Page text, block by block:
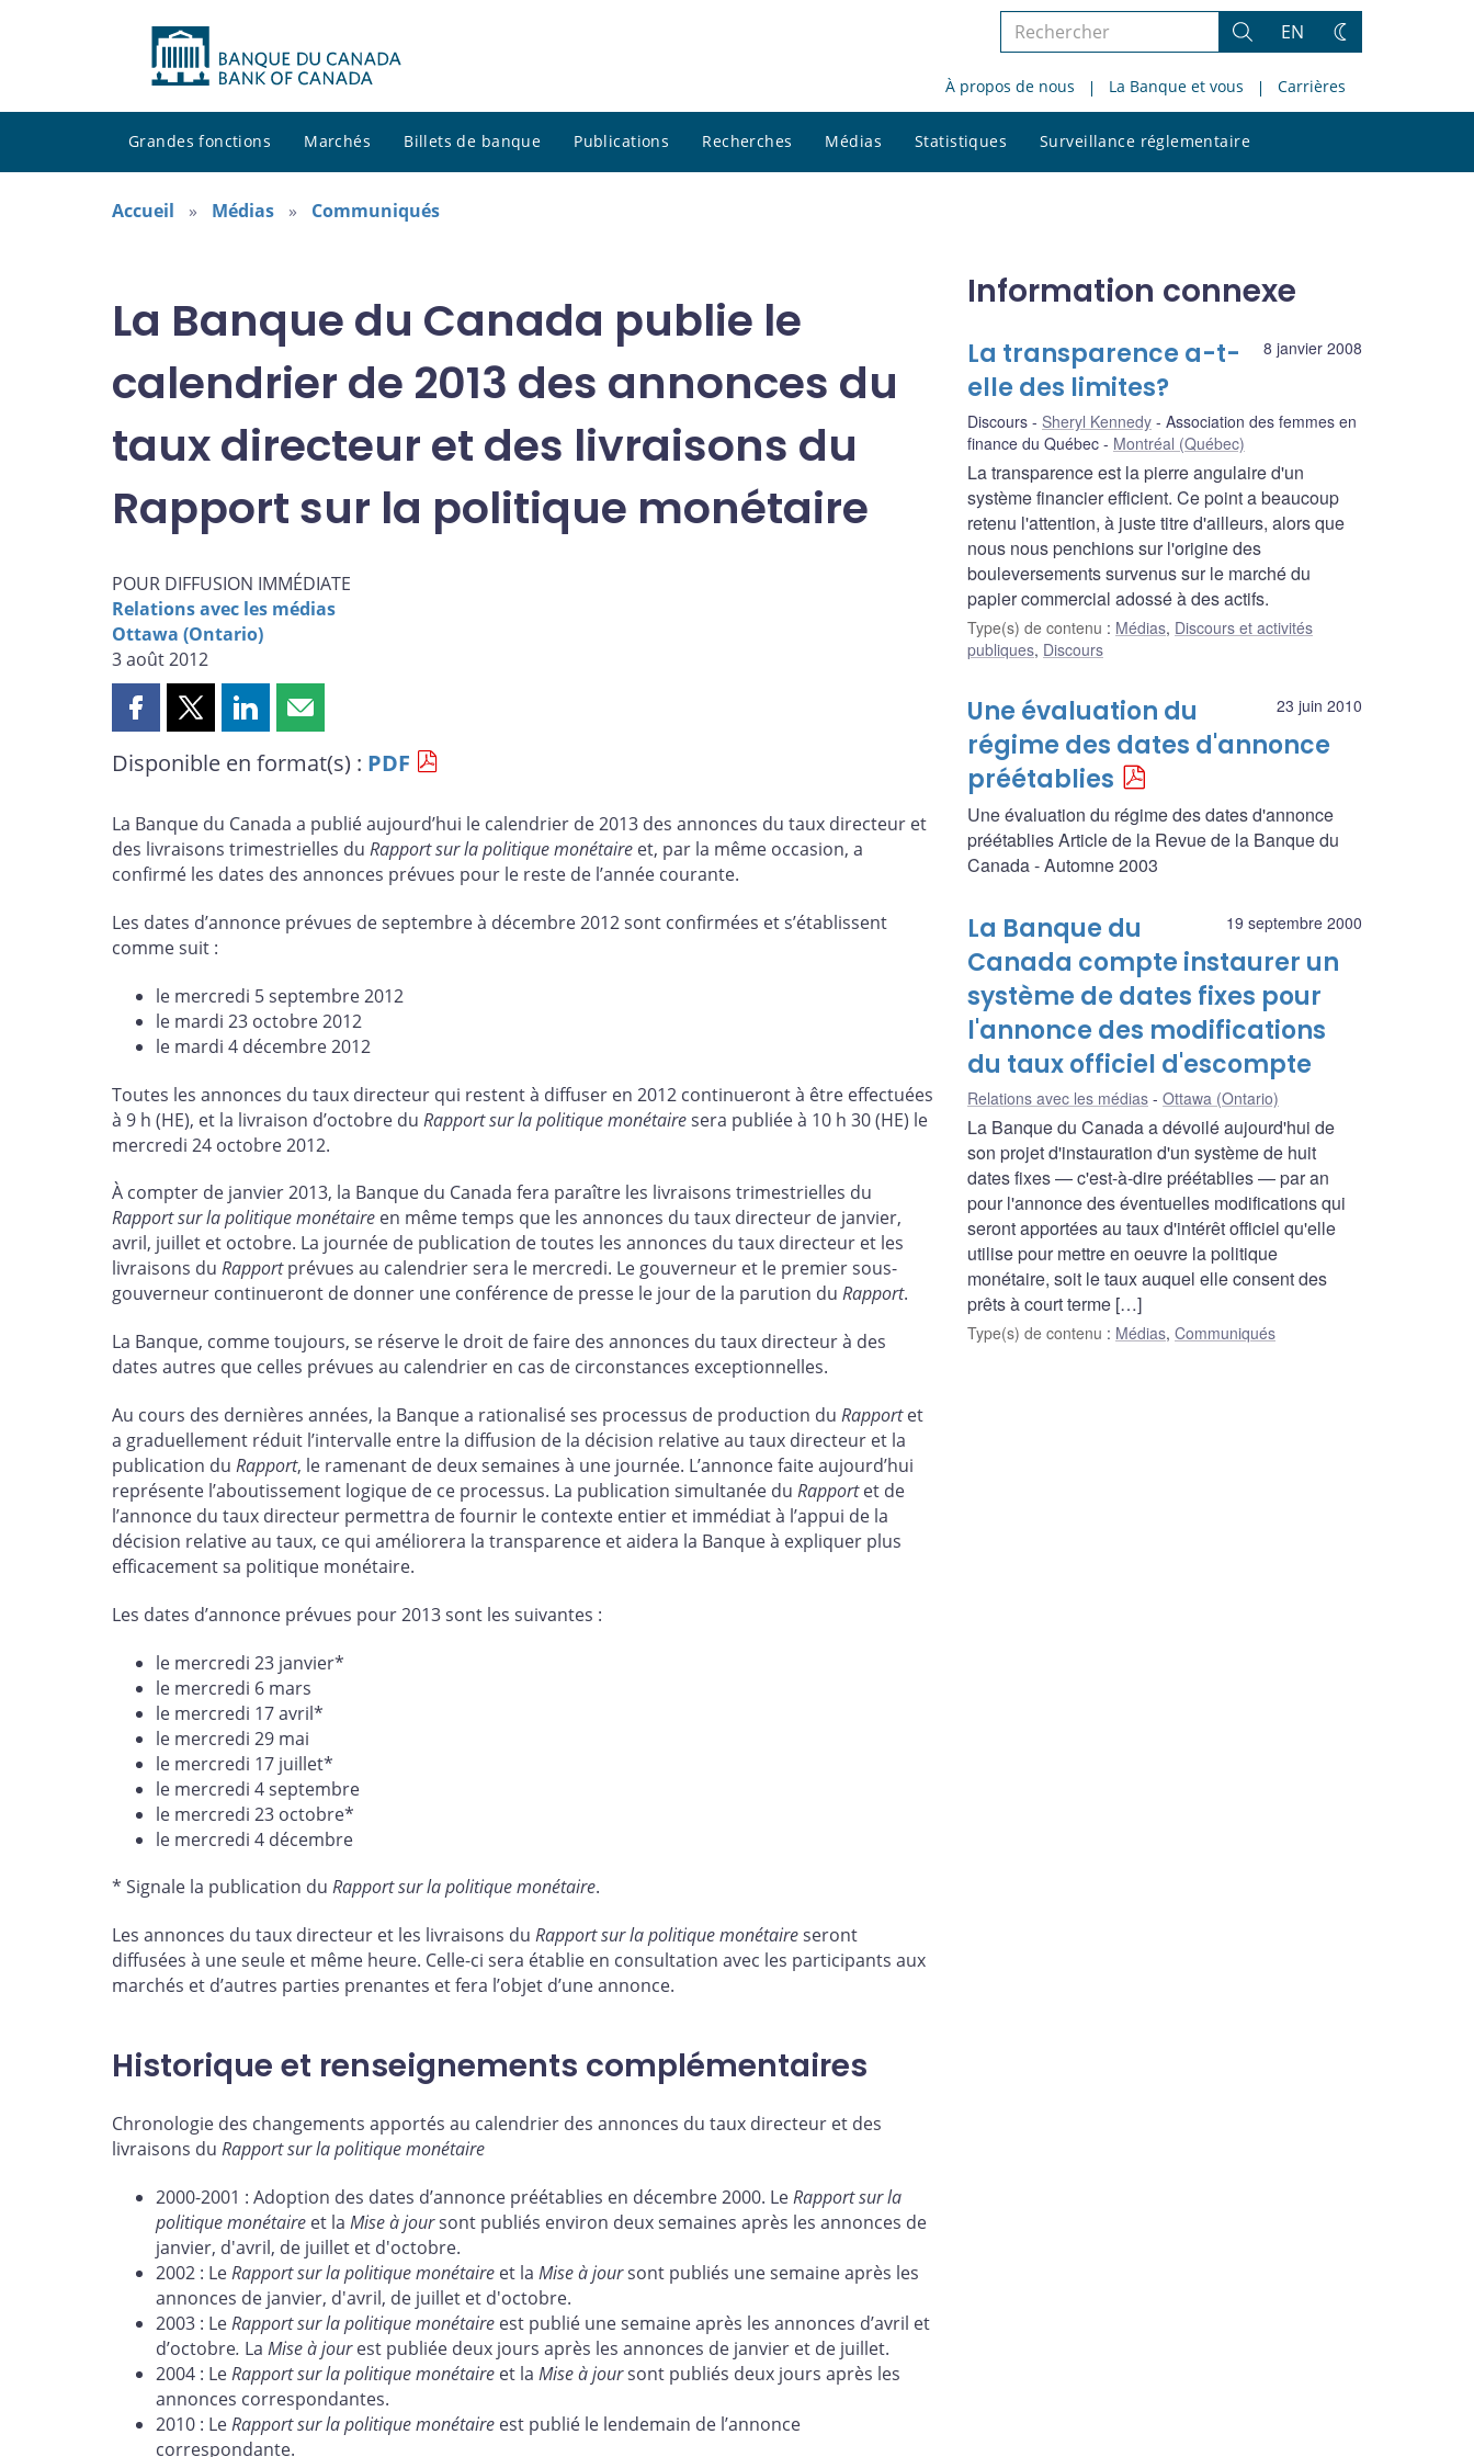
Rechercher
le
site
Rechercher
EN
Changez
thème
À propos de nous La Banque et vous Carrières
Grandes fonctions Marchés Billets de banque Publications Recherches Médias Statistiques Surveillance réglementaire
le
Accueil Médias Communiqués
La Banque du Canada publie le
calendrier de 2013 des annonces du
taux directeur et des livraisons du
Rapport sur la politique monétaire
POUR DIFFUSION IMMÉDIATE
Relations avec les médias
Ottawa (Ontario)
3 août 2012
Partager
page
Facebook
Partager
page
X
Partager
page
LinkedIn
Partager
page
courriel
Disponible en format(s) : PDF
La Banque du Canada a publié aujourd’hui le calendrier de 2013 des annonces du taux directeur et
des livraisons trimestrielles du Rapport sur la politique monétaire et, par la même occasion, a
confirmé les dates des annonces prévues pour le reste de l’année courante.
Les dates d’annonce prévues de septembre à décembre 2012 sont confirmées et s’établissent
comme suit :
le mercredi 5 septembre 2012
le mardi 23 octobre 2012
le mardi 4 décembre 2012
Toutes les annonces du taux directeur qui restent à diffuser en 2012 continueront à être effectuées
à 9 h (HE), et la livraison d’octobre du Rapport sur la politique monétairesera publiée à 10 h 30 (HE) le
mercredi 24 octobre 2012.
À compter de janvier 2013, la Banque du Canada fera paraître les livraisons trimestrielles du
Rapport sur la politique monétaire en même temps que les annonces du taux directeur de janvier,
avril, juillet et octobre. La journée de publication de toutes les annonces du taux directeur et les
livraisons du Rapportprévues au calendrier sera le mercredi. Le gouverneur et le premier sous-
gouverneur continueront de donner une conférence de presse le jour de la parution du Rapport.
La Banque, comme toujours, se réserve le droit de faire des annonces du taux directeur à des
dates autres que celles prévues au calendrier en cas de circonstances exceptionnelles.
Au cours des dernières années, la Banque a rationalisé ses processus de production du Rapportet
a graduellement réduit l’intervalle entre la diffusion de la décision relative au taux directeur et la
publication du Rapport, le ramenant de deux semaines à une journée. L’annonce faite aujourd’hui
représente l’aboutissement logique de ce processus. La publication simultanée du Rapportet de
l’annonce du taux directeur permettra de fournir le contexte entier et immédiat à l’appui de la
décision relative au taux, ce qui améliorera la transparence et aidera la Banque à expliquer plus
efficacement sa politique monétaire.
Les dates d’annonce prévues pour 2013 sont les suivantes :
le mercredi 23 janvier*
le mercredi 6 mars
le mercredi 17 avril*
le mercredi 29 mai
le mercredi 17 juillet*
le mercredi 4 septembre
le mercredi 23 octobre*
le mercredi 4 décembre
* Signale la publication du Rapport sur la politique monétaire.
Les annonces du taux directeur et les livraisons du Rapport sur la politique monétaireseront
diffusées à une seule et même heure. Celle-ci sera établie en consultation avec les participants aux
marchés et d’autres parties prenantes et fera l’objet d’une annonce.
Historique et renseignements complémentaires
Chronologie des changements apportés au calendrier des annonces du taux directeur et des
livraisons du Rapport sur la politique monétaire
2000-2001 : Adoption des dates d’annonce préétablies en décembre 2000. LeRapport sur la
politique monétaire et la Mise à joursont publiés environ deux semaines après les annonces de
janvier, d'avril, de juillet et d'octobre.
2002 : LeRapport sur la politique monétaire et la Mise à joursont publiés une semaine après les
annonces de janvier, d'avril, de juillet et d'octobre.
2003 : LeRapport sur la politique monétaire est publié une semaine après les annonces d’avril et
d’octobre. La Mise à jourest publiée deux jours après les annonces de janvier et de juillet.
2004 : LeRapport sur la politique monétaire et la Mise à joursont publiés deux jours après les
annonces correspondantes.
2010 : LeRapport sur la politique monétaire est publié le lendemain de l’annonce
correspondante.
Information connexe
8 janvier 2008
La transparence a-t-
elle des limites?
Discours Sheryl Kennedy
Association des femmes en
finance du Québec
Montréal (Québec)
La transparence est la pierre angulaire d'un
système financier efficient. Ce point a beaucoup
retenu l'attention, à juste titre d'ailleurs, alors que
nous nous penchions sur l'origine des
bouleversements survenus sur le marché du
papier commercial adossé à des actifs.
Type(s) de contenu : Médias, Discours et activités
publiques, Discours
23 juin 2010
Une évaluation du
régime des dates d'annonce
préétablies
Une évaluation du régime des dates d'annonce
préétablies Article de la Revue de la Banque du
Canada - Automne 2003
19 septembre 2000
La Banque du
Canada compte instaurer un
système de dates fixes pour
l'annonce des modifications
du taux officiel d'escompte
Relations avec les médias Ottawa (Ontario)
La Banque du Canada a dévoilé aujourd'hui de
son projet d'instauration d'un système de huit
dates fixes — c'est-à-dire préétablies — par an
pour l'annonce des éventuelles modifications qui
seront apportées au taux d'intérêt officiel qu'elle
utilise pour mettre en oeuvre la politique
monétaire, soit le taux auquel elle consent des
prêts à court terme […]
Type(s) de contenu : Médias, Communiqués